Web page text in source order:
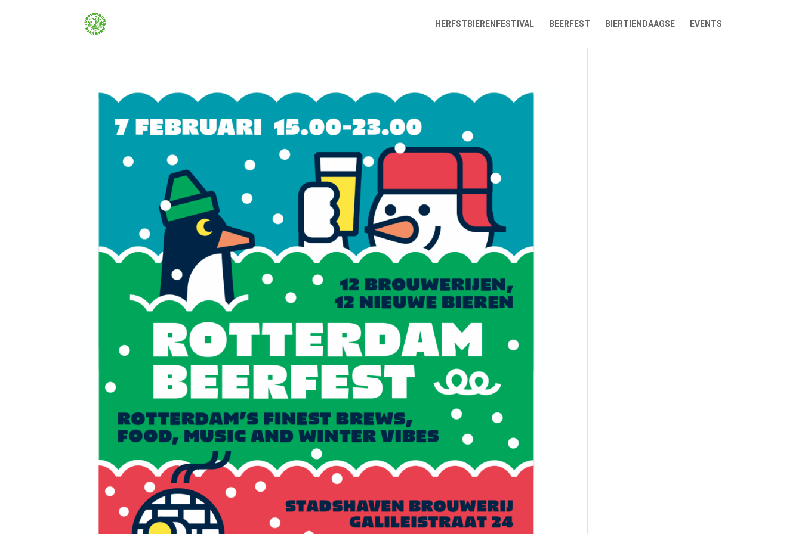
HERFSTBIERENFESTIVAL BEERFEST BIERTIENDAAGSE EVENTS